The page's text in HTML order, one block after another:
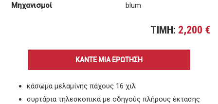
Μηχανισμοί blum
TIMH: 2,200 €
ΚΑΝΤΕ ΜΙΑ ΕΡΩΤΗΣΗ
κάσωμα μελαμίνης πάχους 16 χιλ
συρτάρια τηλεσκοπικά με οδηγούς πλήρους έκτασης